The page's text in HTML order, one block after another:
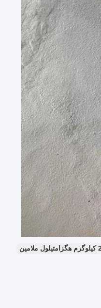
ملامین